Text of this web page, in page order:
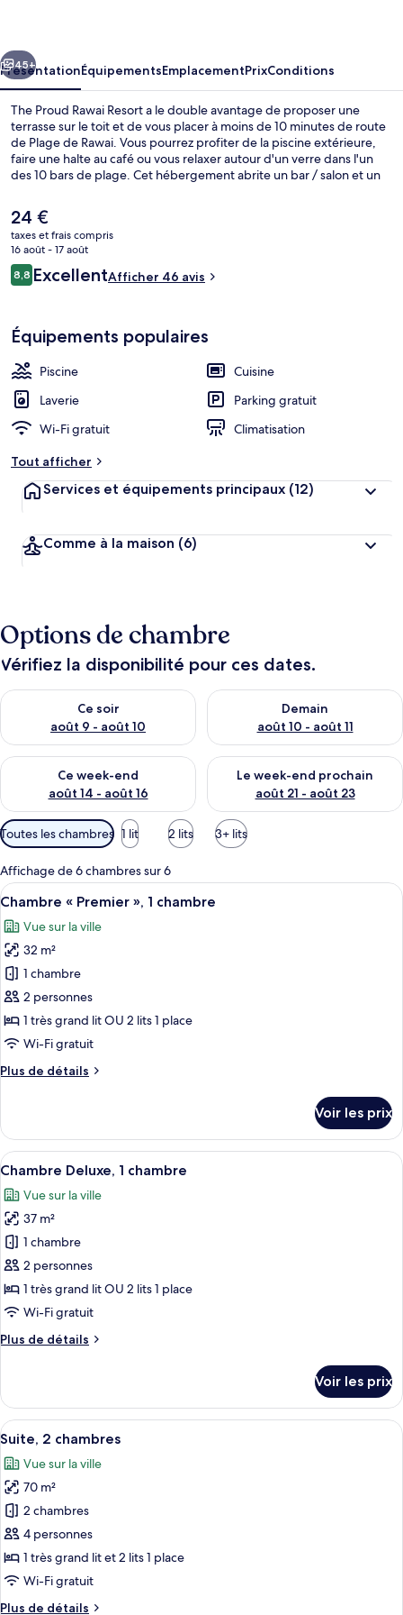
Suivant
45+
PrésentationÉquipementsEmplacementPrixConditions
The Proud Rawai Resort a le double avantage de proposer une
terrasse sur le toit et de vous placer à moins de 10 minutes de route
de Plage de Rawai. Vous pourrez profiter de la piscine extérieure,
faire une halte au café ou vous relaxer autour d'un verre dans l'un
des 10 bars de plage. Cet hébergement abrite un bar / salon et un
chambres bénéficient d'un sèche-linge et d'un réfrigérateur.
Le
prix
actuel
est
de
24 €
taxes et frais compris
16 août - 17 août
Avis
voyageurs
8,88,8 sur 10
ExcellentAfficher 46 avis
Équipements populaires
Piscine
Cuisine
Laverie
Parking gratuit
Wi-Fi gratuit
Climatisation
Tout afficher
Services et équipements principaux (12)
Comme à la maison (6)
Options de chambre
Vérifiez la disponibilité pour ces dates.
Ce soir
août 9 - août 10
Vérifier la disponibilité pour ce soir août 9 - août 10
Demain
août 10 - août 11
Vérifier la disponibilité pour
Ce week-end
août 14 - août 16
Vérifier la disponibilité pour ce week-end août 14 - août 16
Le week-end prochain
août 21 - août 23
Vérifier la disponibilité pour
Filtres
disponibles
pour
les
chambres
Toutes les chambres 1 lit 2 lits 3+ lits
Affichage de 6 chambres sur 6
Afficher
toutes
les
photos
pour
ce
type
de
chambre :
Chambre
»,
1
chambre
Une chambre d’hôtel moderne
7
Chambre « Premier », 1 chambre
Vue sur la ville
32 m²
1 chambre
2 personnes
1 très grand lit OU 2 lits 1 place
Wi-Fi gratuit
Plus de détails
Plus
le
type
de
Chambre
«
Premier
»,
chambre
Voir les prix
Afficher
toutes
les
photos
pour
ce
type
de
chambre :
Chambre
chambre
Une chambre d’hôtel avec un
21
Chambre Deluxe, 1 chambre
Vue sur la ville
37 m²
1 chambre
2 personnes
1 très grand lit OU 2 lits 1 place
Wi-Fi gratuit
Plus de détails
Plus
le
type
de
Chambre
Deluxe,
chambre
Voir les prix
Afficher
toutes
les
photos
pour
ce
type
de
chambre :
Une chambre d’hôtel moderne
6
Suite, 2 chambres
Vue sur la ville
70 m²
2 chambres
4 personnes
1 très grand lit et 2 lits 1 place
Wi-Fi gratuit
Plus de détails
Plus